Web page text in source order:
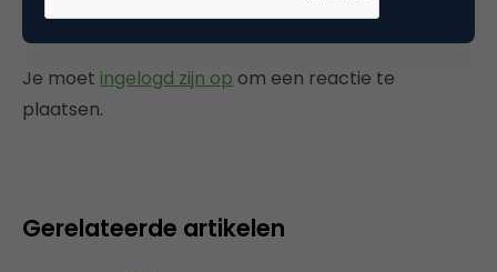
Plaats reactie
Je moet ingelogd zijn op om een reactie te
plaatsen.
Gerelateerde artikelen